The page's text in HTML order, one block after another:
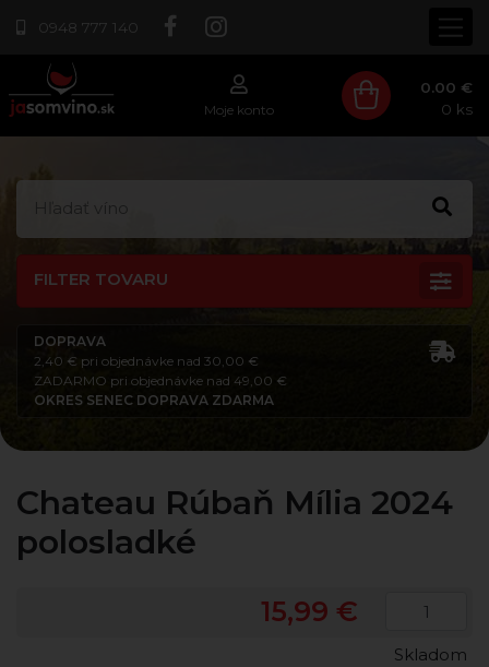
0948 777 140
Moje konto
0.00 €
0 ks
FILTER TOVARU
DOPRAVA
2,40 € pri objednávke nad 30,00 €
ZADARMO pri objednávke nad 49,00 €
OKRES SENEC DOPRAVA ZDARMA
Chateau Rúbaň Mília 2024
polosladké
15,99 €
Skladom